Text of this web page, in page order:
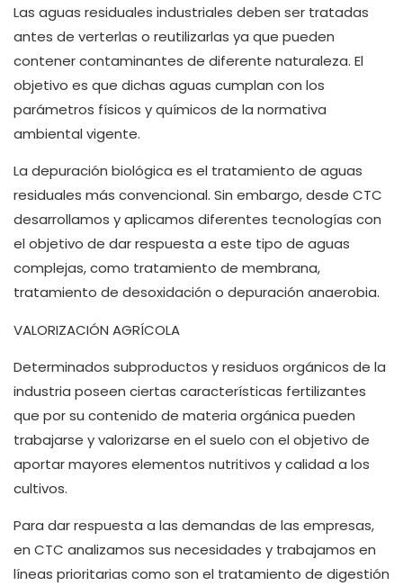
Las aguas residuales industriales deben ser tratadas
antes de verterlas o reutilizarlas ya que pueden
contener contaminantes de diferente naturaleza. El
objetivo es que dichas aguas cumplan con los
parámetros físicos y químicos de la normativa
ambiental vigente.
La depuración biológica es el tratamiento de aguas
residuales más convencional. Sin embargo, desde CTC
desarrollamos y aplicamos diferentes tecnologías con
el objetivo de dar respuesta a este tipo de aguas
complejas, como tratamiento de membrana,
tratamiento de desoxidación o depuración anaerobia.
VALORIZACIÓN AGRÍCOLA
Determinados subproductos y residuos orgánicos de la
industria poseen ciertas características fertilizantes
que por su contenido de materia orgánica pueden
trabajarse y valorizarse en el suelo con el objetivo de
aportar mayores elementos nutritivos y calidad a los
cultivos.
Para dar respuesta a las demandas de las empresas,
en CTC analizamos sus necesidades y trabajamos en
líneas prioritarias como son el tratamiento de digestión